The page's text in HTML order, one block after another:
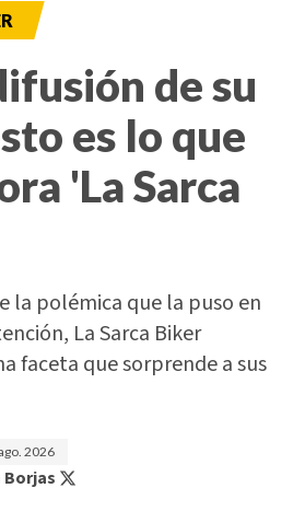
de su
es lo que
'La Sarca
la polémica que la puso en
La Sarca Biker
faceta que sorprende a sus
2026
Borjas